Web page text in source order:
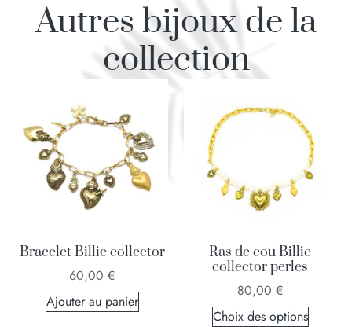
Autres bijoux de la
collection
Bracelet Billie collector
60,00 €
Ajouter au panier
Ras de cou Billie
collector perles
80,00 €
Choix des options